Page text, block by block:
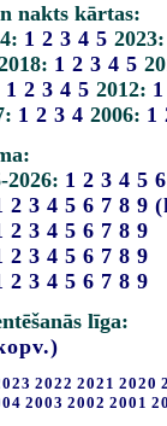
nakts kārtas:
1 2 3 4 5 2023:
1 2 3 4 5
1 2 3 4 5 2012: 1
1 2 3 4 2006: 1
2026: 1 2 3 4 5 6
2 3 4 5 6 7 8 9
2 3 4 5 6 7 8 9
2 3 4 5 6 7 8 9
2 3 4 5 6 7 8 9
līga:
2022 2021 2020
2003 2002 2001